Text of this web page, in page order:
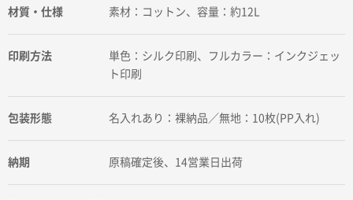
材質・仕様 素材：コットン、容量：約12L
印刷方法
単色：シルク印刷、フルカラー：インクジェッ
ト印刷
包装形態 名入れあり：裸納品／無地：10枚(PP入れ)
納期 原稿確定後、14営業日出荷